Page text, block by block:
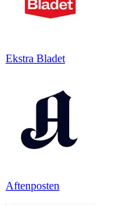
Ekstra Bladet
Aftenposten